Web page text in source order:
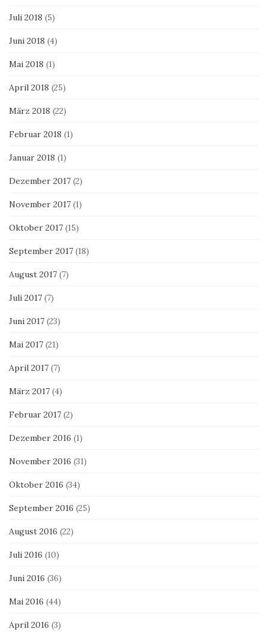
Juli 2018 (5)
Juni 2018 (4)
Mai 2018 (1)
April 2018 (25)
März 2018 (22)
Februar 2018 (1)
Januar 2018 (1)
Dezember 2017 (2)
November 2017 (1)
Oktober 2017 (15)
September 2017 (18)
August 2017 (7)
Juli 2017 (7)
Juni 2017 (23)
Mai 2017 (21)
April 2017 (7)
März 2017 (4)
Februar 2017 (2)
Dezember 2016 (1)
November 2016 (31)
Oktober 2016 (34)
September 2016 (25)
August 2016 (22)
Juli 2016 (10)
Juni 2016 (36)
Mai 2016 (44)
April 2016 (3)